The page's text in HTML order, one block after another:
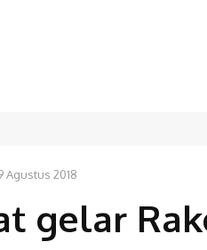
Agustus 2018
gelar